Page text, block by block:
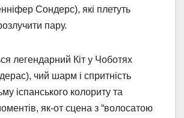
Сондерс), які плетуть
пару.
легендарний Кіт у Чоботях
чий шарм і спритність
іспанського колориту та
як-от сцена з “волосатою